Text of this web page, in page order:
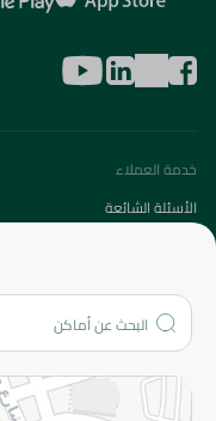
خدمة العملاء
الأسئلة الشائعة
من نحن؟
المزيد
الاسترجاع